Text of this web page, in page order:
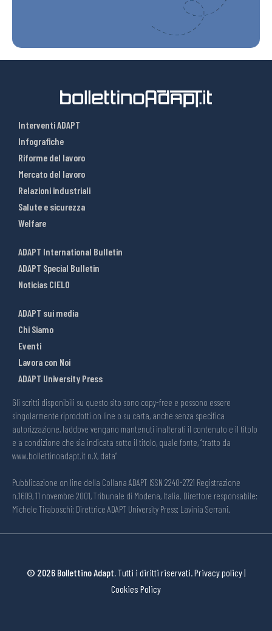
Interventi ADAPT
Infografiche
Riforme del lavoro
Mercato del lavoro
Relazioni industriali
Salute e sicurezza
Welfare
ADAPT International Bulletin
ADAPT Special Bulletin
Noticias CIELO
ADAPT sui media
Chi Siamo
Eventi
Lavora con Noi
ADAPT University Press
Gli scritti disponibili su questo sito sono copy-free e possono essere
singolarmente riprodotti on line o su carta, anche senza specifica
autorizzazione, laddove vengano mantenuti inalterati il contenuto e il titolo
e a condizione che sia indicata sotto il titolo, quale fonte, “tratto da
www.bollettinoadapt.it n.X, data“
Pubblicazione on line della Collana ADAPT ISSN 2240-2721 Registrazione
n.1609, 11 novembre 2001, Tribunale di Modena, Italia. Direttore responsabile:
Michele Tiraboschi; Direttrice ADAPT University Press: Lavinia Serrani.
© 2026 Bollettino Adapt.Tutti i diritti riservati.Privacy policy|
Cookies Policy